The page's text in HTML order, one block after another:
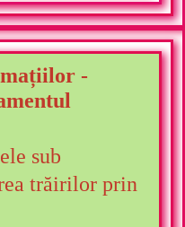
-
sub
trăirilor prin